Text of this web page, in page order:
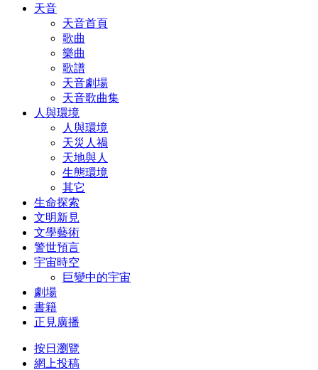
天音
天音首頁
歌曲
樂曲
歌譜
天音劇場
天音歌曲集
人與環境
人與環境
天災人禍
天地與人
生態環境
其它
生命探索
文明新見
文學藝術
警世預言
宇宙時空
巨變中的宇宙
劇場
書籍
正見廣播
按日瀏覽
網上投稿